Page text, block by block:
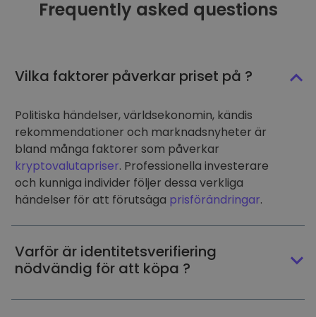
Frequently asked questions
Vilka faktorer påverkar priset på ?
Politiska händelser, världsekonomin, kändis
rekommendationer och marknadsnyheter är
bland många faktorer som påverkar
kryptovalutapriser. Professionella investerare
och kunniga individer följer dessa verkliga
händelser för att förutsäga prisförändringar.
Varför är identitetsverifiering
nödvändig för att köpa ?